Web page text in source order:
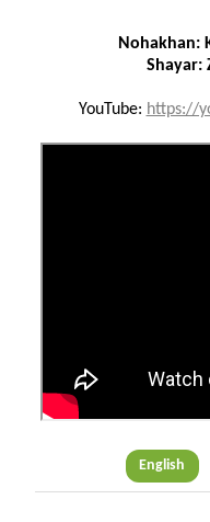
Nohakhan:
Shayar:
YouTube: https://
English